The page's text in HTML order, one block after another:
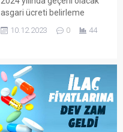
asgari ücreti belirleme
yarın yapılacak. Asgari Ücret
temsilcilerinden oluşacak.
10.12.2023 0 44